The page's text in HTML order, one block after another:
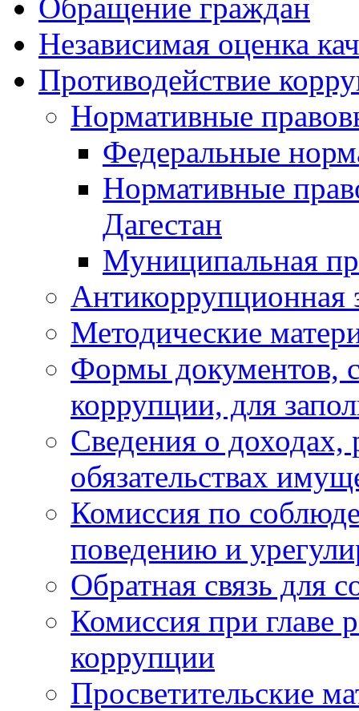
Обращение граждан
Независимая оценка
Противодействие
Нормативные
Федеральные
Нормативные
Дагестан
Муниципальная
Антикоррупционная
Методические
Формы документов,
коррупции, для
Сведения о доходах,
обязательствах
Комиссия по
поведению и
Обратная связь для
Комиссия при главе
коррупции
Просветительские